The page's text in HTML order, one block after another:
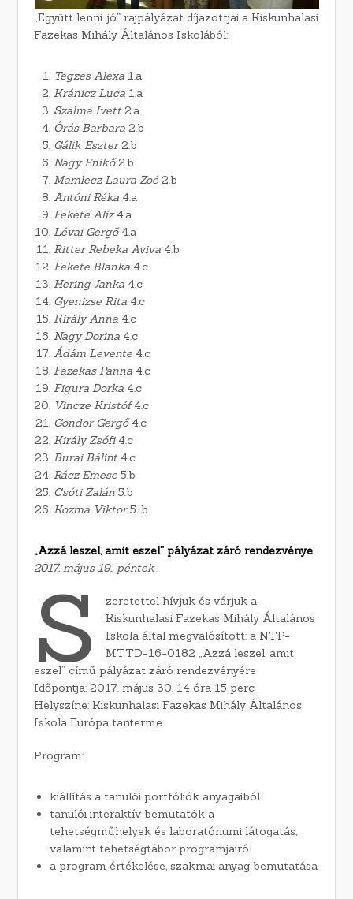
„Együtt lenni jó” rajpályázat díjazottjai a Kiskunhalasi
Fazekas Mihály Általános Iskolából:
Tegzes Alexa 1.a
Kránicz Luca 1.a
Szalma Ivett2.a
Órás Barbara 2.b
Gálik Eszter2.b
Nagy Enikő2.b
Mamlecz Laura Zoé2.b
Antóni Réka 4.a
Fekete Alíz4.a
Lévai Gergő4.a
Ritter Rebeka Aviva 4.b
Fekete Blanka 4.c
Hering Janka 4.c
Gyenizse Rita 4.c
Király Anna 4.c
Nagy Dorina 4.c
Ádám Levente 4.c
Fazekas Panna 4.c
Figura Dorka 4.c
Vincze Kristóf4.c
Göndör Gergő4.c
Király Zsófi4.c
Burai Bálint4.c
Rácz Emese 5.b
Csóti Zalán 5.b
Kozma Viktor5. b
„Azzá leszel, amit eszel” pályázat záró rendezvénye
2017. május 19., péntek
S
zeretettel hívjuk és várjuk a
Kiskunhalasi Fazekas Mihály Általános
Iskola által megvalósított: a NTP-
MTTD-16-0182 „Azzá leszel, amit
eszel” című pályázat záró rendezvényére
Időpontja: 2017. május 30. 14 óra 15 perc
Helyszíne: Kiskunhalasi Fazekas Mihály Általános
Iskola Európa tanterme
Program:
kiállítás a tanulói portfóliók anyagaiból
tanulói interaktív bemutatók a
tehetségműhelyek és laboratóriumi látogatás,
valamint tehetségtábor programjairól
a program értékelése, szakmai anyag bemutatása